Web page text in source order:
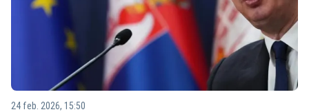
24 feb. 2026, 15:50